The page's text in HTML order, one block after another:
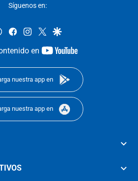
Síguenos en:
whatsappfacebookinstagram
twittergoogle
en
youtube-
nuestra app en
nuestra app en